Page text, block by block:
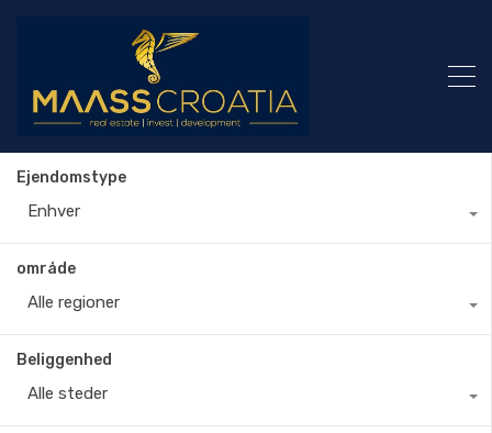
Ejendomstype
Enhver
område
Alle regioner
Beliggenhed
Alle steder